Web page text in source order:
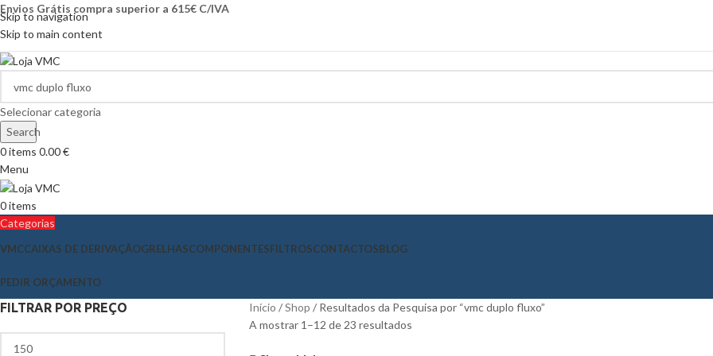
Skip to navigation
Skip to main content
Envios Grátis compra superior a 615€ C/IVA
Selecionar categoria
Search
0items 0.00€
Menu
0items
Categorias
VMCCAIXAS DE DERIVAÇÃOGRELHASCOMPONENTESFILTROSCONTACTOSBLOG
PEDIR ORÇAMENTO
FILTRAR POR PREÇO Início Shop
Resultados da Pesquisa por “vmc duplo fluxo”
A mostrar 1–12 de 23 resultados